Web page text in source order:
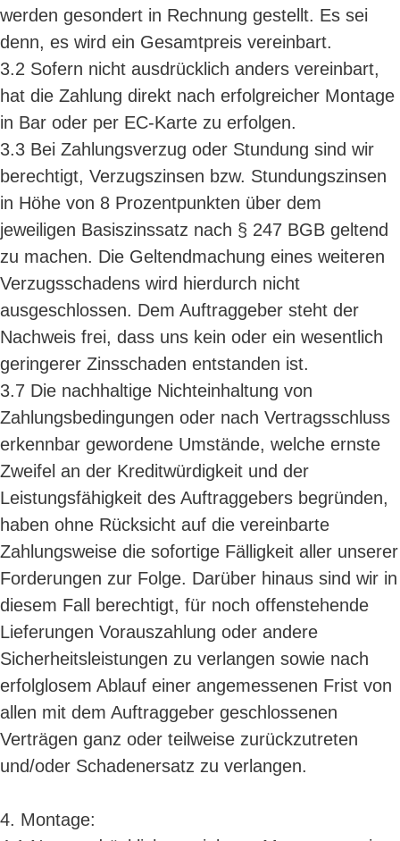
werden gesondert in Rechnung gestellt. Es sei
denn, es wird ein Gesamtpreis vereinbart.
3.2 Sofern nicht ausdrücklich anders vereinbart,
hat die Zahlung direkt nach erfolgreicher Montage
in Bar oder per EC-Karte zu erfolgen.
3.3 Bei Zahlungsverzug oder Stundung sind wir
berechtigt, Verzugszinsen bzw. Stundungszinsen
in Höhe von 8 Prozentpunkten über dem
jeweiligen Basiszinssatz nach § 247 BGB geltend
zu machen. Die Geltendmachung eines weiteren
Verzugsschadens wird hierdurch nicht
ausgeschlossen. Dem Auftraggeber steht der
Nachweis frei, dass uns kein oder ein wesentlich
geringerer Zinsschaden entstanden ist.
3.7 Die nachhaltige Nichteinhaltung von
Zahlungsbedingungen oder nach Vertragsschluss
erkennbar gewordene Umstände, welche ernste
Zweifel an der Kreditwürdigkeit und der
Leistungsfähigkeit des Auftraggebers begründen,
haben ohne Rücksicht auf die vereinbarte
Zahlungsweise die sofortige Fälligkeit aller unserer
Forderungen zur Folge. Darüber hinaus sind wir in
diesem Fall berechtigt, für noch offenstehende
Lieferungen Vorauszahlung oder andere
Sicherheitsleistungen zu verlangen sowie nach
erfolglosem Ablauf einer angemessenen Frist von
allen mit dem Auftraggeber geschlossenen
Verträgen ganz oder teilweise zurückzutreten
und/oder Schadenersatz zu verlangen.
4. Montage: